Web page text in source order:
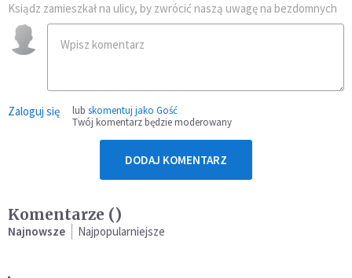
Ksiądz zamieszkał na ulicy, by zwrócić naszą uwagę na bezdomnych
Zaloguj się lub skomentuj jako Gość
Twój komentarz będzie moderowany
DODAJ KOMENTARZ
Komentarze ()
Najnowsze Najpopularniejsze